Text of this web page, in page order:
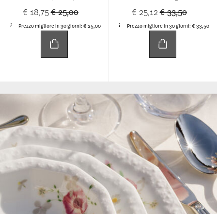
Verantwortungsvoller Umgang mit
Ihren Daten
Wir undunsere 1022 Partnerverarbeiten Ihre
persönlichen Daten, wie z. B. Ihre IP-Adresse,
mithilfe von Technologien wie Cookies, um
MARIA WHITE MARIA WHITE
gentle leaves bring a poetic lightness to plates, cups
and teapots, adding a touch of spring to every table